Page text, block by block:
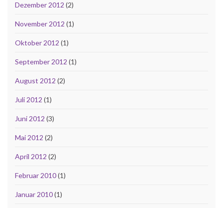
Dezember 2012 (2)
November 2012 (1)
Oktober 2012 (1)
September 2012 (1)
August 2012 (2)
Juli 2012 (1)
Juni 2012 (3)
Mai 2012 (2)
April 2012 (2)
Februar 2010(1)
Januar 2010(1)